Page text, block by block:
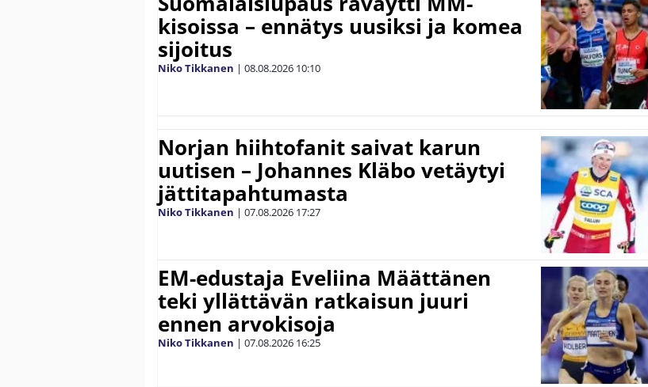
kisoissa – ennätys uusiksi ja komea
sijoitus
Niko Tikkanen | 08.08.2026 10:10
Norjan hiihtofanit saivat karun
uutisen – Johannes Kläbo vetäytyi
jättitapahtumasta
Niko Tikkanen | 07.08.2026 17:27
EM-edustaja Eveliina Määttänen
teki yllättävän ratkaisun juuri
ennen arvokisoja
Niko Tikkanen | 07.08.2026 16:25